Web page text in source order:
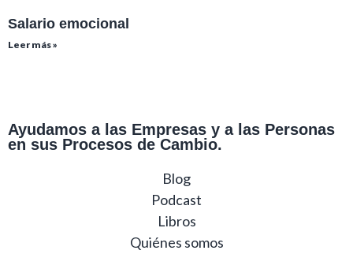
Salario emocional
Leer más »
Ayudamos a las Empresas y a las Personas
en sus Procesos de Cambio.
Blog
Podcast
Libros
Quiénes somos